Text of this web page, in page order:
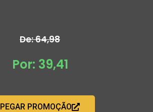
De: 64,98
Por: 39,41
PEGAR PROMOÇÃO